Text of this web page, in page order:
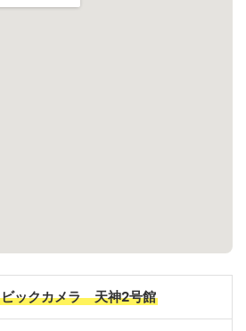
ビックカメラ 天神2号館